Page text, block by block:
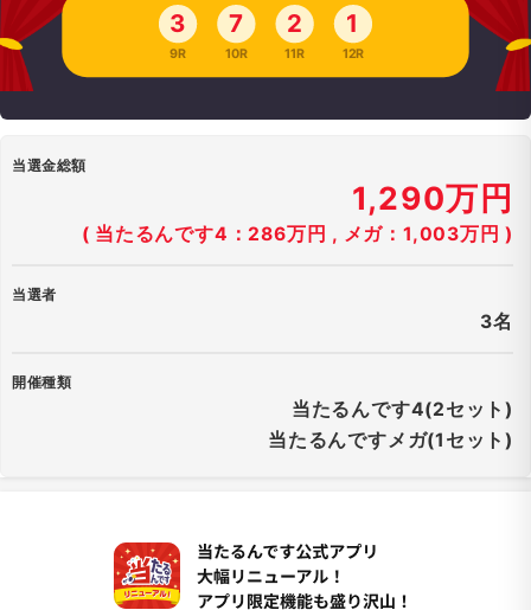
3
9R
7
10R
2
11R
1
12R
当選金総額
1,290万円
( 当たるんです4：286万円 , メガ：1,003万円 )
当選者
3名
開催種類
当たるんです4(2セット)
当たるんですメガ(1セット)